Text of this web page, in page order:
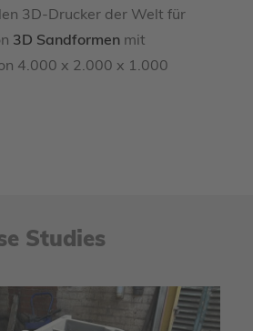
3D-Drucker der Welt für
3D Sandformen mit
4.000 x 2.000 x 1.000
Studies